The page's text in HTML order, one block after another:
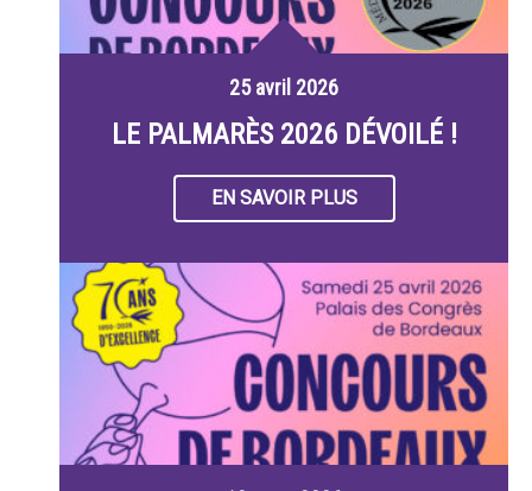
25 avril 2026
LE PALMARÈS 2026 DÉVOILÉ !
EN SAVOIR PLUS